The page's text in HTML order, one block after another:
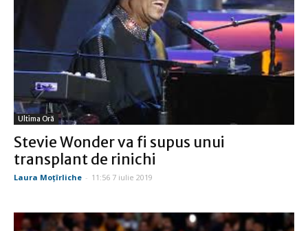
Ultima Oră
Stevie Wonder va fi supus unui
transplant de rinichi
Laura Moţîrliche - 11:56 7 iulie 2019